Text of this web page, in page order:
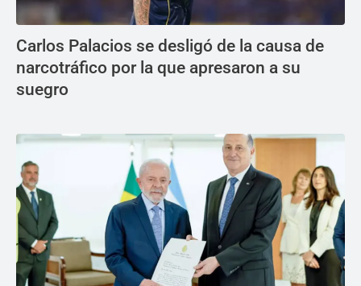
Carlos Palacios se desligó de la causa de
narcotráfico por la que apresaron a su
suegro